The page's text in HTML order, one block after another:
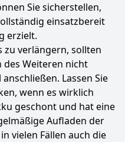
Sie sicherstellen,
einsatzbereit
erzielt.
zu verlängern, sollten
des Weiteren nicht
Lassen Sie
wenn es wirklich
geschont und hat eine
Aufladen der
vielen Fällen auch die